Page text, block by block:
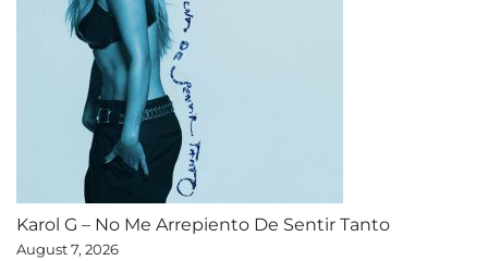
Karol G – No Me Arrepiento De Sentir Tanto
August 7, 2026